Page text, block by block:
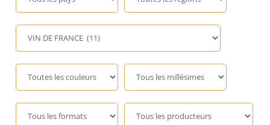
Champagne
GIN
RHUM